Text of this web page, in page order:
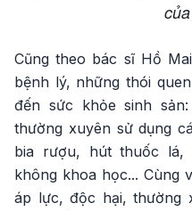
Cũng theo bác sĩ Hồ
bệnh lý, những thói
đến sức khỏe sinh
thường xuyên sử dụng
bia rượu, hút thuốc
không khoa học... Cùng
áp lực, độc hại, thường